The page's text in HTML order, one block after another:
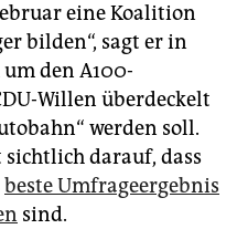
eine Koalition
bilden“, sagt er in
um den A100-
Willen überdeckelt
werden soll.
darauf, dass
beste Umfrageergebnis
sind.